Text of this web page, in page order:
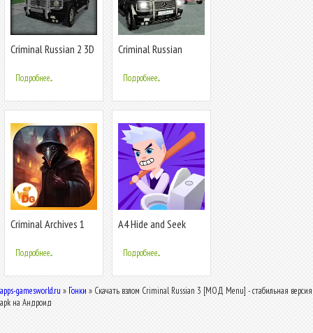
Criminal Russian 2 3D
Подробнее...
Criminal Russian
Подробнее...
Criminal Archives 1
Подробнее...
A4 Hide and Seek
Подробнее...
apps-gamesworld.ru » Гонки » Скачать взлом Criminal Russian 3 [МОД Menu] - стабильная версия
apk на Андроид